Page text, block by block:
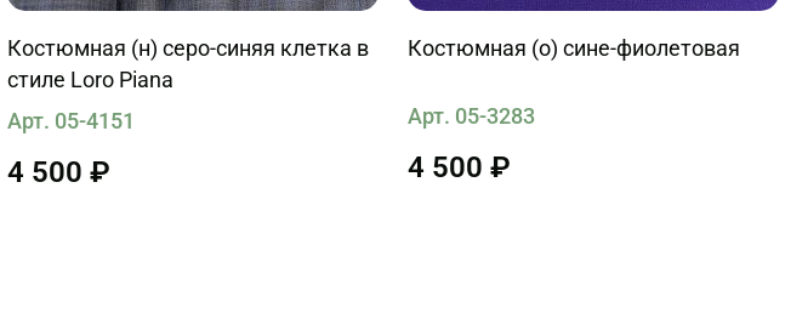
Костюмная (н) серо-синяя клетка в
стиле Loro Piana
Арт. 05-4151
4 500 ₽
Костюмная (о) сине-фиолетовая
Арт. 05-3283
4 500 ₽